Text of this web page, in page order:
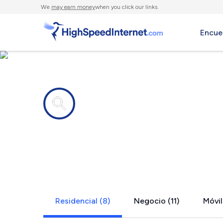
We may earn moneywhen you click our links.
Residencial (8) Negocio (11)